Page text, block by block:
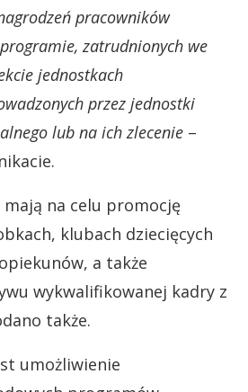
pracowników
zatrudnionych we
jednostkach
przez jednostki
lub na ich zlecenie –
na celu promocję
klubach dziecięcych
a także
wykwalifikowanej kadry z
także.
umożliwienie